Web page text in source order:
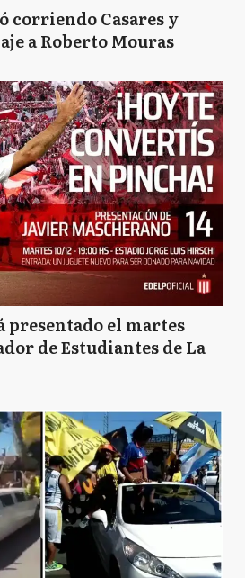
corriendo Casares y
a Roberto Mouras
presentado el martes
de Estudiantes de La